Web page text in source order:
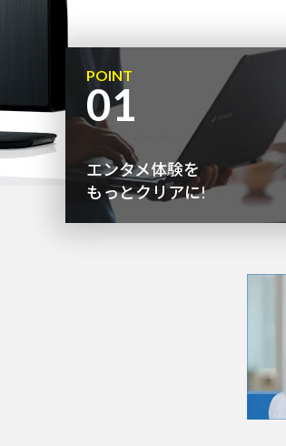
POINT
01
エンタメ体験を
もっとクリアに!